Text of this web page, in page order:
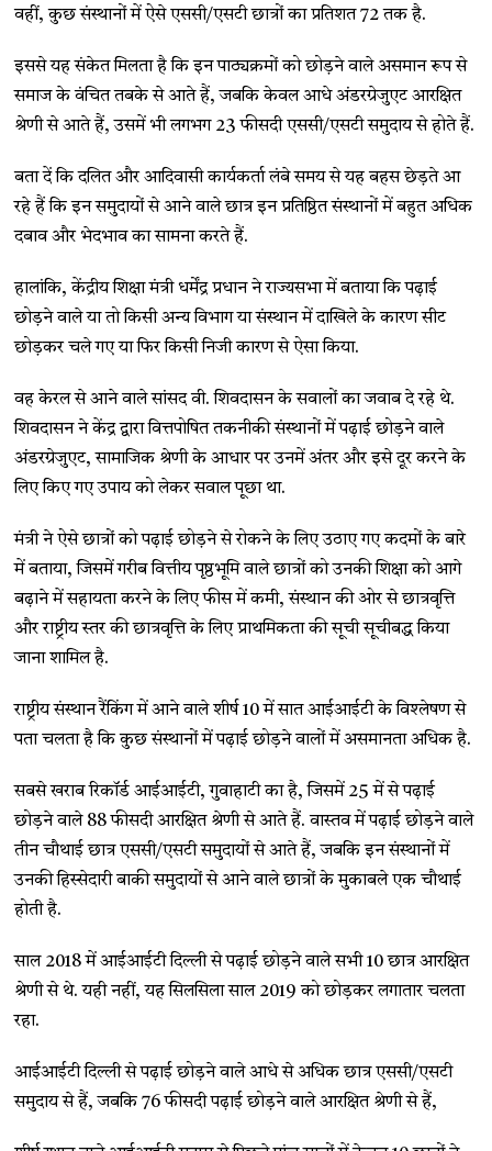
वहीं, कुछ संस्थानों में ऐसे एससी/एसटी छात्रों का प्रतिशत 72 तक है.
इससे यह संकेत मिलता है कि इन पाठ्यक्रमों को छोड़ने वाले असमान रूप से
समाज के वंचित तबके से आते हैं, जबकि केवल आधे अंडरग्रेजुएट आरक्षित
श्रेणी से आते हैं, उसमें भी लगभग 23 फीसदी एससी/एसटी समुदाय से होते हैं.
बता दें कि दलित और आदिवासी कार्यकर्ता लंबे समय से यह बहस छेड़ते आ
रहे हैं कि इन समुदायों से आने वाले छात्र इन प्रतिष्ठित संस्थानों में बहुत अधिक
दबाव और भेदभाव का सामना करते हैं.
हालांकि, केंद्रीय शिक्षा मंत्री धर्मेंद्र प्रधान ने राज्यसभा में बताया कि पढ़ाई
छोड़ने वाले या तो किसी अन्य विभाग या संस्थान में दाखिले के कारण सीट
छोड़कर चले गए या फिर किसी निजी कारण से ऐसा किया.
वह केरल से आने वाले सांसद वी. शिवदासन के सवालों का जवाब दे रहे थे.
शिवदासन ने केंद्र द्वारा वित्तपोषित तकनीकी संस्थानों में पढ़ाई छोड़ने वाले
अंडरग्रेजुएट, सामाजिक श्रेणी के आधार पर उनमें अंतर और इसे दूर करने के
लिए किए गए उपाय को लेकर सवाल पूछा था.
मंत्री ने ऐसे छात्रों को पढ़ाई छोड़ने से रोकने के लिए उठाए गए कदमों के बारे
में बताया, जिसमें गरीब वित्तीय पृष्ठभूमि वाले छात्रों को उनकी शिक्षा को आगे
बढ़ाने में सहायता करने के लिए फीस में कमी, संस्थान की ओर से छात्रवृत्ति
और राष्ट्रीय स्तर की छात्रवृत्ति के लिए प्राथमिकता की सूची सूचीबद्ध किया
जाना शामिल है.
राष्ट्रीय संस्थान रैंकिंग में आने वाले शीर्ष 10 में सात आईआईटी के विश्लेषण से
पता चलता है कि कुछ संस्थानों में पढ़ाई छोड़ने वालों में असमानता अधिक है.
सबसे खराब रिकॉर्ड आईआईटी, गुवाहाटी का है, जिसमें 25 में से पढ़ाई
छोड़ने वाले 88 फीसदी आरक्षित श्रेणी से आते हैं. वास्तव में पढ़ाई छोड़ने वाले
तीन चौथाई छात्र एससी/एसटी समुदायों से आते हैं, जबकि इन संस्थानों में
उनकी हिस्सेदारी बाकी समुदायों से आने वाले छात्रों के मुकाबले एक चौथाई
होती है.
साल 2018 में आईआईटी दिल्ली से पढ़ाई छोड़ने वाले सभी 10 छात्र आरक्षित
श्रेणी से थे. यही नहीं, यह सिलसिला साल 2019 को छोड़कर लगातार चलता
रहा.
आईआईटी दिल्ली से पढ़ाई छोड़ने वाले आधे से अधिक छात्र एससी/एसटी
समुदाय से हैं, जबकि 76 फीसदी पढ़ाई छोड़ने वाले आरक्षित श्रेणी से हैं,